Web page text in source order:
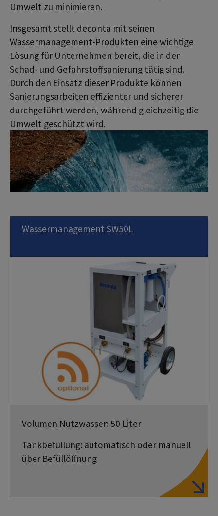
Umwelt zu minimieren.
Insgesamt stellt deconta mit seinen
Wassermanagement-Produkten eine wichtige
Lösung für Unternehmen bereit, die in der
Schad- und Gefahrstoffsanierung tätig sind.
Durch den Einsatz dieser Produkte können
Sanierungsarbeiten effizienter und sicherer
durchgeführt werden, während gleichzeitig die
Umwelt geschützt wird.
Wassermanagement SW50L
Volumen Nutzwasser: 50 Liter
Tankbefüllung: automatisch oder manuell
über Befüllöffnung